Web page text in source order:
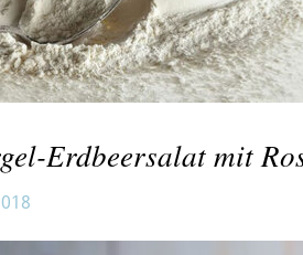
Erdbeersalat mit